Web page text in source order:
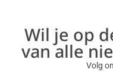
Wil je op
van alle
Volg